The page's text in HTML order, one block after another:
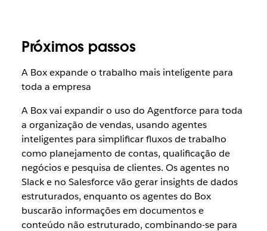
Próximos passos
A Box expande o trabalho mais inteligente para
toda a empresa
A Box vai expandir o uso do Agentforce para toda
a organização de vendas, usando agentes
inteligentes para simplificar fluxos de trabalho
como planejamento de contas, qualificação de
negócios e pesquisa de clientes. Os agentes no
Slack e no Salesforce vão gerar insights de dados
estruturados, enquanto os agentes do Box
buscarão informações em documentos e
conteúdo não estruturado, combinando-se para